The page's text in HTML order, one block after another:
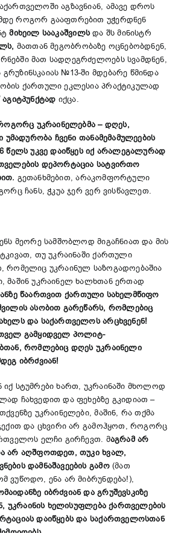
აგზავნიან, ამავე დროს
როგორ გააფთრებით უჭერდნენ
მიხეილ სააკაშვილსდა შს მინისტრ
მათთან მეგობრობაზე ოცნებობდნენ,
მათ სადღეგრძელოებს სვამდნენ,
№13-ში მდებარე წმინდა
ქართული ეკლესია პრაქტიკულად
აგიტპუნქტად იქცა.
უკრაინელებმა – დღეს,
უმადურობა ჩვენი თანამემამულეების
წელს უკვე დაიწყეს იქ არალეგალურად
დეპორტაცია სატვირთო
გეთანხმებით, არაკომფორტული
ჩანს, ჭკუა ჯერ ვერ ვისწავლეთ.
მეორე სამშობლოდ მიგაჩნიათ და მის
თუ უკრაინაში ქართული
რომელიც უკრაინულ საზოგადოებაშია
მაშინ უკრაინელ ხალხთან ერთად
წაართვით ქართული სახელმწიფო
ასობით გარეწარს, რომლებიც
და საქართველოს არცხვენენ!
გამყიდველ პოლიტ-
რომლებიც დღეს უკრაინელი
იბრძვიან!
სტუმრები ხართ, უკრაინაში მხოლოდ
ჩახვედით და ფეხებზე გკიდიათ –
უკრაინელები, მაშინ, რა თქმა
და ცხვირი არ გამოჰყოთ, როგორც
ელჩი გირჩევთ. მაგრამ არ
არ აღშფოთდეთ, თუკი ხვალ,
დამნაშავეების გამო(მათ
ვუწოდო, ენა არ მიბრუნდება!),
იბრძვიან და გრუშევსკიზე
უკრაინის ხელისუფლება ქართველების
დაიწყებს და საქართველოსთან